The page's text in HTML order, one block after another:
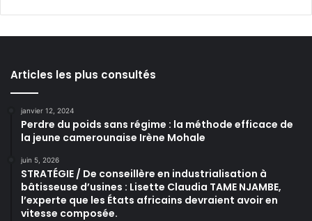
Articles les plus consultés
janvier 12, 2024
Perdre du poids sans régime : la méthode efficace de
la jeune camerounaise Irène Mohale
juin 5, 2026
STRATÉGIE / De conseillère en industrialisation à
bâtisseuse d’usines : Lisette Claudia TAME NJAMBE,
l’experte que les États africains devraient avoir en
vitesse composée.